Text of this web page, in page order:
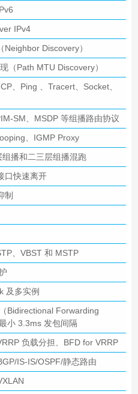
IPv4
Neighbor Discovery）
（Path MTU Discovery）
、Ping 、Tracert、Socket、
SM、MSDP 等组播路由协议
、IGMP Proxy
播和二三层组播混跑
口快速离开
制
、VBST 和 MSTP
及多实例
Bidirectional Forwarding
小 3.3ms 发包间隔
负载分担、BFD for VRRP
IS-IS/OSPF/静态路由